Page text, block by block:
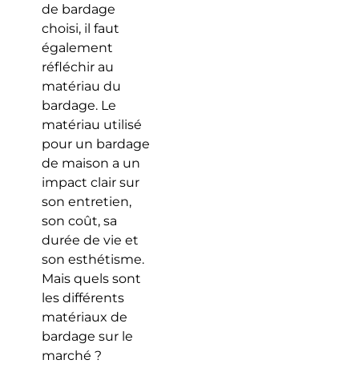
de bardage
choisi, il faut
également
réfléchir au
matériau du
bardage. Le
matériau utilisé
pour un bardage
de maison a un
impact clair sur
son entretien,
son coût, sa
durée de vie et
son esthétisme.
Mais quels sont
les différents
matériaux de
bardage sur le
marché ?